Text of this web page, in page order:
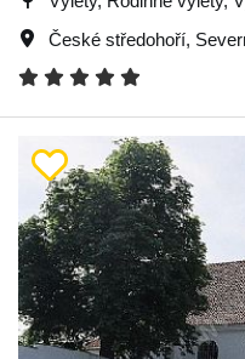
České středohoří,